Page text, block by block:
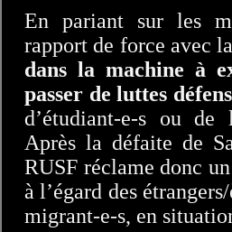
En pariant sur les
rapport de force avec
dans la machine à
passer de luttes
d’étudiant-e-s ou de
Après la défaite de
RUSF réclame donc
à l’égard des
migrant-e-s, en